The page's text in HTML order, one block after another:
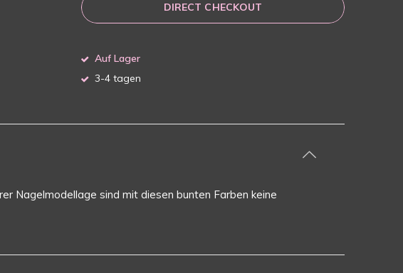
DIRECT CHECKOUT
Auf Lager
3-4 tagen
Nagelmodellage sind mit diesen bunten Farben keine